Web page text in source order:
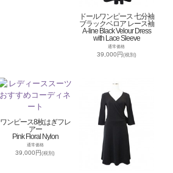
ドールワンピース 七分袖
ブラックベロア レース袖
A-line Black Velour Dress
with Lace Sleeve
通常価格
39,000円(税別)
ワンピース8枚はぎフレ
アー
Pink Floral Nylon
通常価格
39,000円(税別)